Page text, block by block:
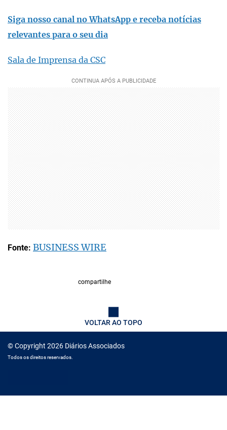
Siga nosso canal no WhatsApp e receba notícias
relevantes para o seu dia
Sala de Imprensa da CSC
Fonte: BUSINESS WIRE
compartilhe
VOLTAR AO TOPO
© Copyright 2026 Diários Associados
Todos os direitos reservados.